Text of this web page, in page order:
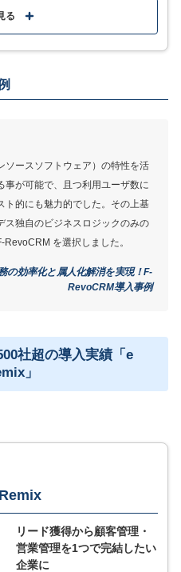
業務や運用に関する不安
い
る
ソースソフトウェア）の特性を活
事が可能で、且つ利用ユーザ数に
ト的にも魅力的でした。その上基
ス独自のビジネスロジックのみの
を選択しました。
の効率化と属人化解消を実現！F-
RevoCRM導入事例
社超の導入実績「e
」
リード獲得から顧客管理・
営業管理を1つで完結したい
企業に